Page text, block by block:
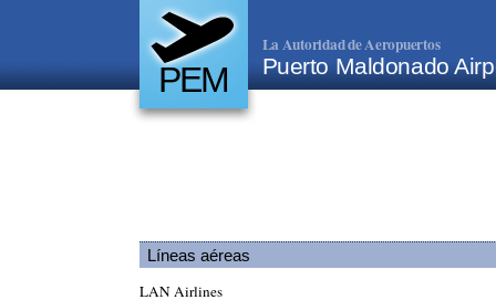
PEM
La Autoridad de Aeropuertos
Puerto Maldonado
Líneas aéreas
LAN Airlines